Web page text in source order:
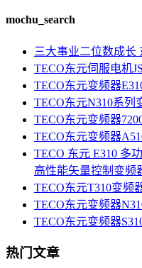
mochu_search
三大事业二位数成长
TECO东元伺服电机
TECO东元变频器
TECO东元N310系列
TECO东元变频器
TECO东元变频器
TECO 东元 E310 多
高性能矢量控制变频
TECO东元T310变频
TECO东元变频器
TECO东元变频器
热门文章